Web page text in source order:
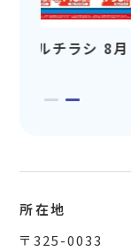
所在地
〒325-0033
セールチラシ 8月